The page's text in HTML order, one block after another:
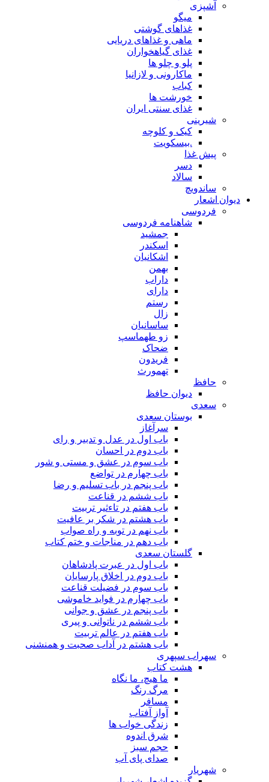
آشپزی
میگو
غذاهای گوشتی
ماهی و غذاهای دریایی
غذای گیاهخواران
پلو و چلو ها
ماکارونی و لازانیا
کباب
خورشت ها
غذای سنتی ایران
شیرینی
کیک و کلوچه
.بیسکویت
پیش غذا
دسر
سالاد
ساندویچ
دیوان اشعار
فردوسی
شاهنامه فردوسی
جمشید
اسکندر
اشکانیان
بهمن
داراب
دارای
رستم
زال
ساسانیان
زو طهماسپ‏
ضحاک
فریدون
تهمورث
حافظ
دیوان حافظ
سعدی
بوستان سعدی
سرآغاز
باب اول در عدل و تدبیر و رای
باب دوم در احسان
باب سوم در عشق و مستی و شور
باب چهارم در تواضع
باب پنجم در باب تسلیم و رضا
باب ششم در قناعت
باب هفتم در تاءثیر تربیت
باب هشتم در شکر بر عافیت
باب نهم در توبه و راه صواب
باب دهم در مناجات و ختم کتاب
گلستان سعدی
باب اول در عبرت پادشاهان
باب دوم در اخلاق پارسایان
باب سوم در فضیلت قناعت
باب چهارم در فواید خاموشى
باب پنجم در عشق و جوانى
باب ششم در ناتوانى و پیرى
باب هفتم در عالم تربیت
باب هشتم در آداب صحبت و همنشنى
سهراب سپهری
هشت کتاب
ما هیچ، ما نگاه
مرگ رنگ
مسافر
آواز آفتاب
زندگی خواب ها
شرق اندوه
حجم سبز
صدای پای آب
شهریار